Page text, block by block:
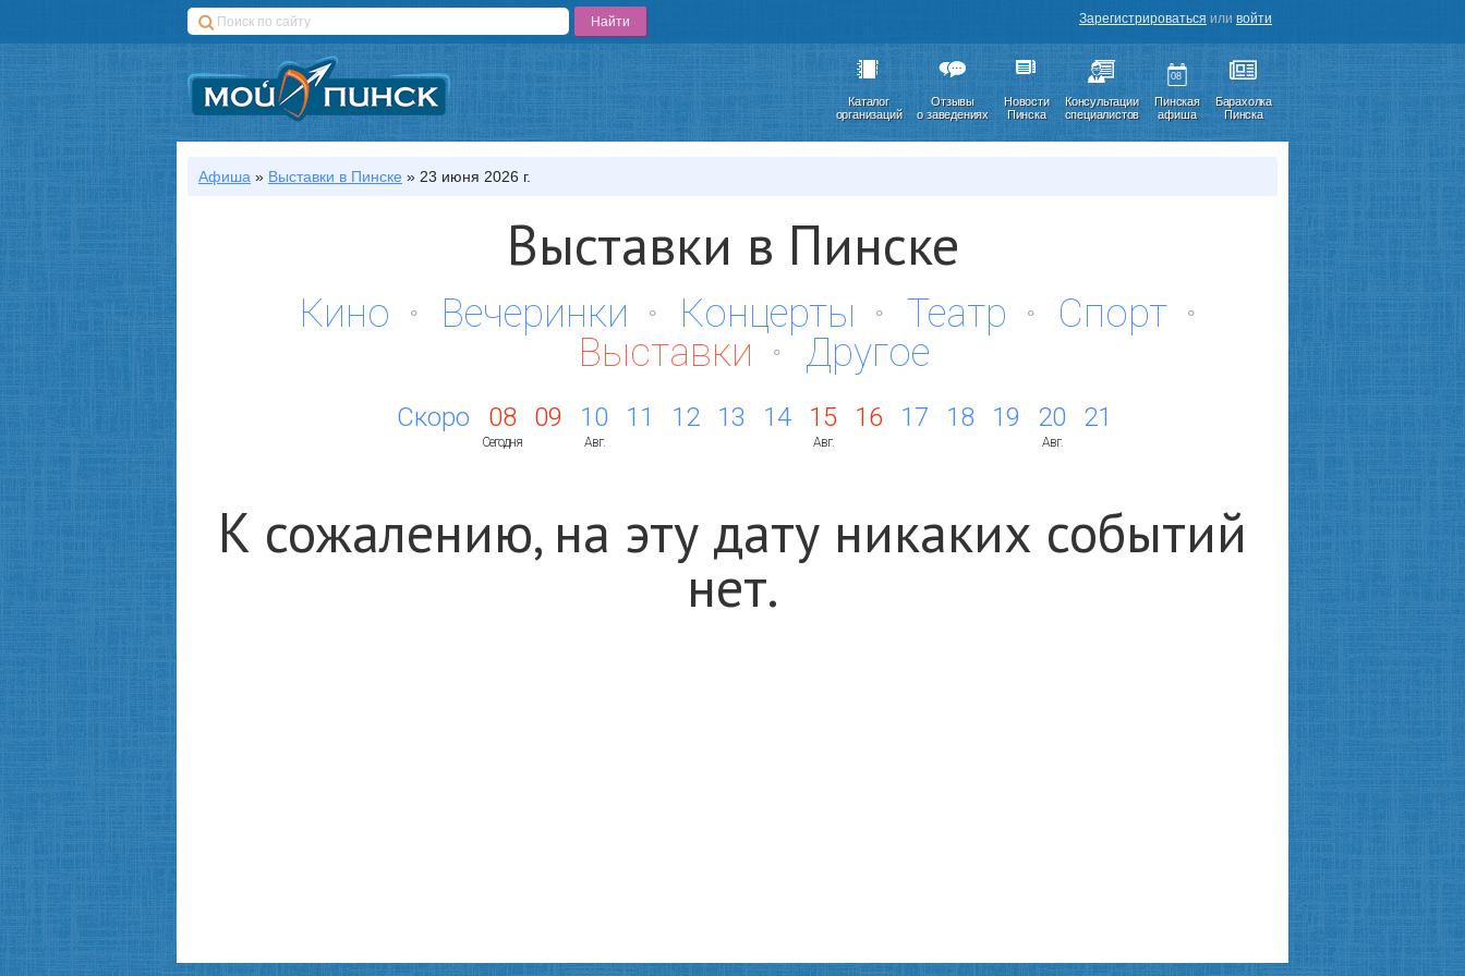
Зарегистрироваться или войти
Каталог
организаций
Отзывы
о заведениях
Новости
Пинска
Консультации
специалистов
08
Пинская
афиша
Барахолка
Пинска
Афиша » Выставки в Пинске » 23 июня 2026 г.
Выставки в Пинске
Кино Вечеринки Концерты Театр
Спорт
Выставки
Другое
Скоро 08
Сегодня
09 10
Авг.
11 12 13 14 15
Авг.
16 17 18 19 20
Авг.
21
К сожалению, на эту дату никаких событий
нет.